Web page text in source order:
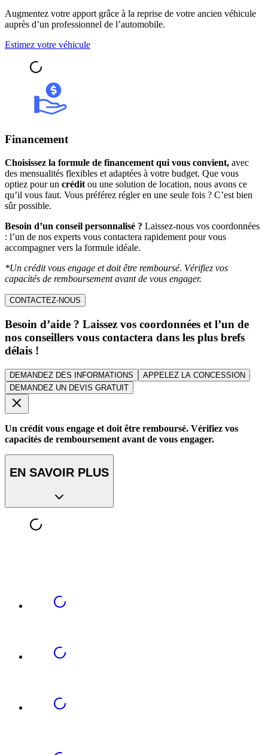
Augmentez votre apport grâce à la reprise de votre ancien véhicule
auprès d’un professionnel de l’automobile.
Estimez votre véhicule
Financement
Choisissez la formule de financement qui vous convient, avec
des mensualités flexibles et adaptées à votre budget. Que vous
optiez pour un crédit ou une solution de location, nous avons ce
qu’il vous faut. Vous préférez régler en une seule fois ? C’est bien
sûr possible.
Besoin d’un conseil personnalisé ? Laissez-nous vos coordonnées
: l’un de nos experts vous contactera rapidement pour vous
accompagner vers la formule idéale.
*Un crédit vous engage et doit être remboursé. Vérifiez vos
capacités de remboursement avant de vous engager.
CONTACTEZ-NOUS
Besoin d’aide ? Laissez vos coordonnées et l’un de
nos conseillers vous contactera dans les plus brefs
délais !
DEMANDEZ DES INFORMATIONS
APPELEZ LA CONCESSION
DEMANDEZ UN DEVIS GRATUIT
Un crédit vous engage et doit être remboursé. Vérifiez vos
capacités de remboursement avant de vous engager.
EN SAVOIR PLUS